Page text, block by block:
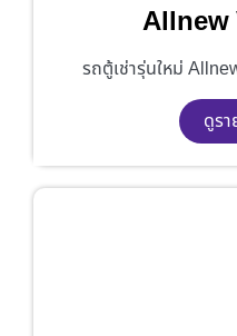
Allnew
รถตู้เช่ารุ่นใหม่
ดูรา